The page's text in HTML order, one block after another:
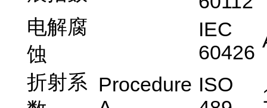
电解腐
蚀
IEC
60426
折射系 Procedure ISO